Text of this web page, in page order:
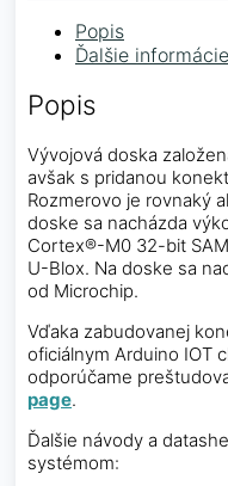
Popis
Ďalšie informácie
Popis
Vývojová doska
avšak s pridanou
Rozmerovo je rovnaký
doske sa nacházda
Cortex®-M0 32-bit
U-Blox. Na doske sa
od Microchip.
Vďaka zabudovanej
oficiálnym Arduino IOT
odporúčame
page.
Ďalšie návody a
systémom: